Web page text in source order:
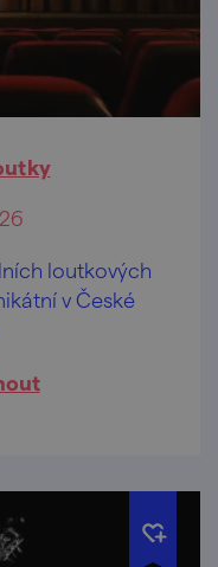
loutkových
v České